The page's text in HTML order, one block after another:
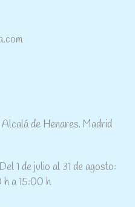
de Henares. Madrid
1 de julio al 31 de agosto:
h a 15:00 h